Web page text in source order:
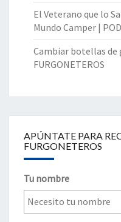
El Veterano que lo
Mundo Camper |
Cambiar botellas de
FURGONETEROS
APÚNTATE PARA
FURGONETEROS
Tu nombre